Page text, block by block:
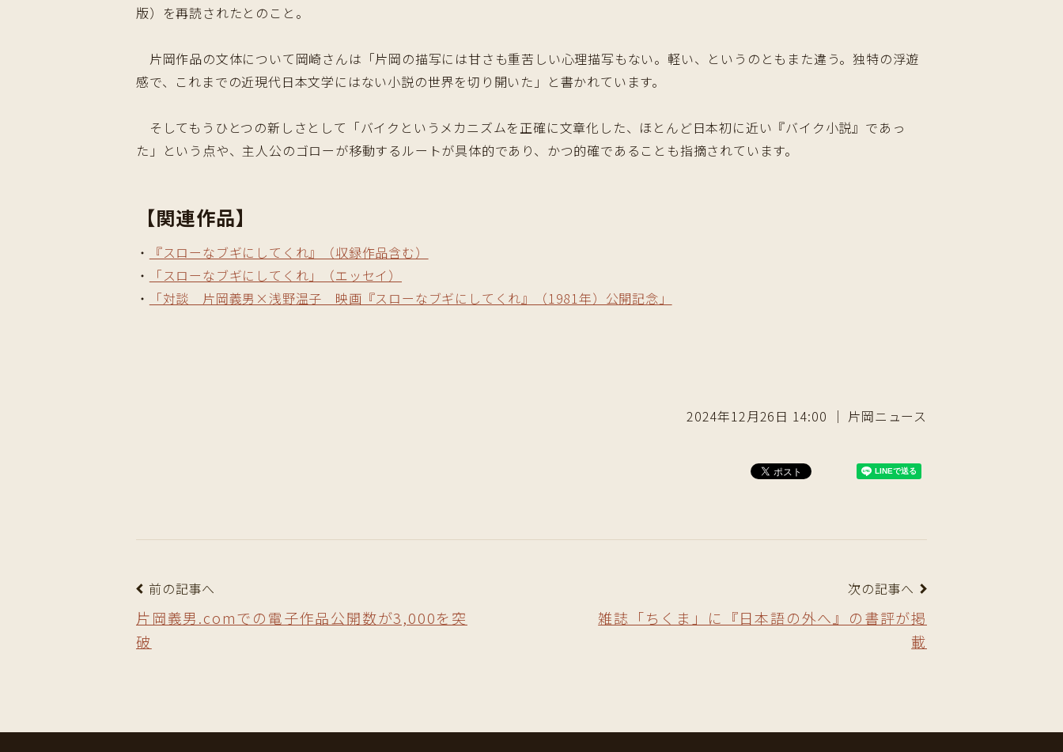
版）を再読されたとのこと。
片岡作品の文体について岡崎さんは「片岡の描写には甘さも重苦しい心理描写もない。軽い、というのともまた違う。独特の浮遊
感で、これまでの近現代日本文学にはない小説の世界を切り開いた」と書かれています。
そしてもうひとつの新しさとして「バイクというメカニズムを正確に文章化した、ほとんど日本初に近い『バイク小説』であっ
た」という点や、主人公のゴローが移動するルートが具体的であり、かつ的確であることも指摘されています。
【関連作品】
・
『スローなブギにしてくれ』（収録作品含む）
・
「スローなブギにしてくれ」（エッセイ）
・
「対談 片岡義男×浅野温子 映画『スローなブギにしてくれ』（1981年）公開記念」
2024年12月26日 14:00 ｜ 片岡ニュース
前の記事へ
片岡義男.comでの電子作品公開数が3,000を突
破
次の記事へ
雑誌「ちくま」に『日本語の外へ』の書評が掲
載